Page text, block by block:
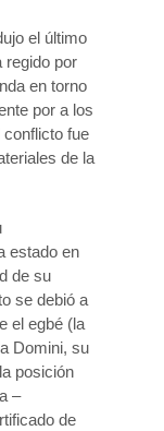
el último
regido por
en torno
por a los
fue
de la
estado en
de su
se debió a
el egbé (la
Domini, su
posición
–
de